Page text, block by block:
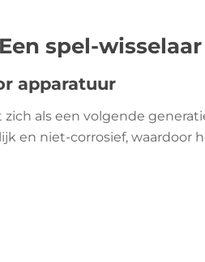
spel-
apparatuur
als een volgende
en niet-corrosief,